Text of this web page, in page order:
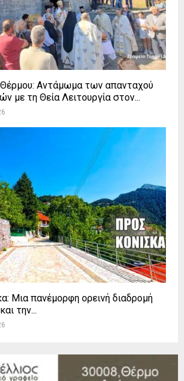
Αντάμωμα των απανταχού
με τη Θεία Λειτουργία στον...
Μια πανέμορφη ορεινή διαδρομή
την...